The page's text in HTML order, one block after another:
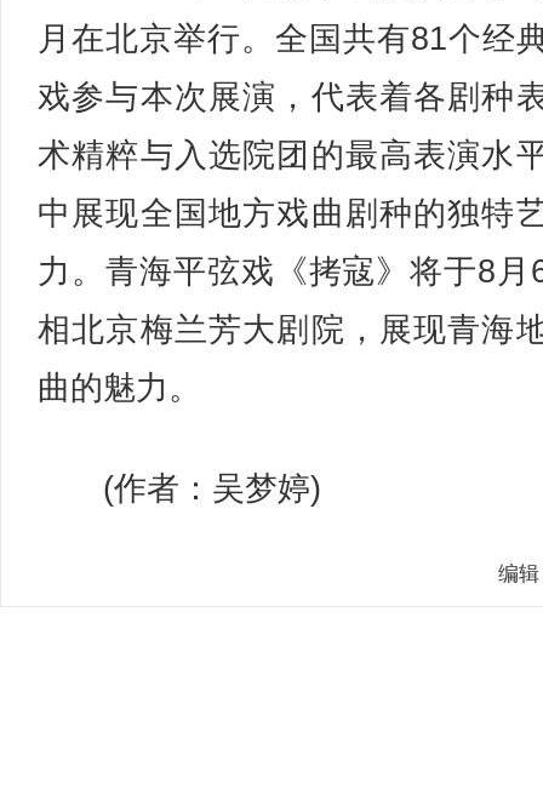
月在北京举行。全国共有81个经
戏参与本次展演，代表着各剧种
术精粹与入选院团的最高表演水
中展现全国地方戏曲剧种的独特
力。青海平弦戏《拷寇》将于8月
相北京梅兰芳大剧院，展现青海
曲的魅力。
(作者：吴梦婷)
编